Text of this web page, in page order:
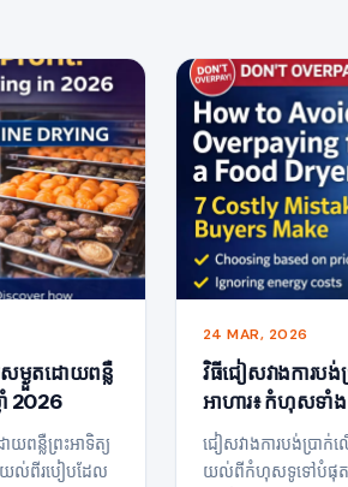
ម្ងួតដោយពន្លឺ
2026
ពន្លឺព្រះអាទិត្យ
យល់ពីរបៀបដែល
24 MAR, 2026
វិធីជៀសវាងការប
អាហារ៖ កំហុសទាំង
ជៀសវាងការបង់ប្រា
យល់ពីកំហុសទូទៅបំផុតដែ